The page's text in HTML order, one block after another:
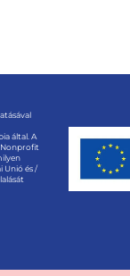
által. A
és /